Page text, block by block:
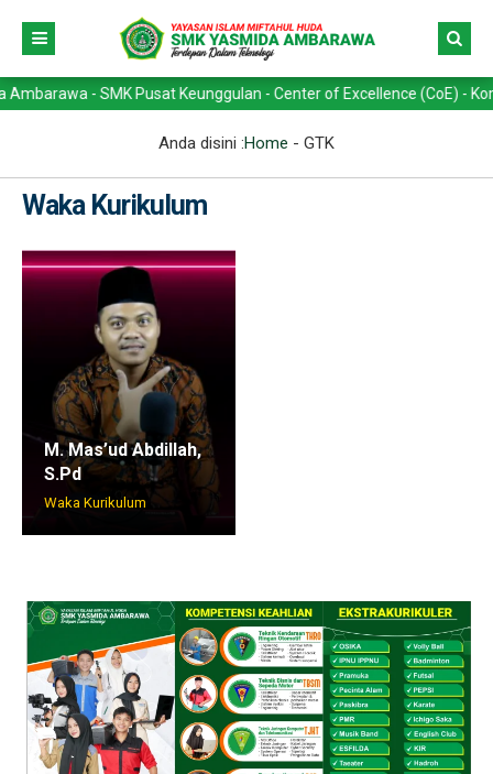
- SMK Pusat Keunggulan - Center of Excellence (CoE) -
Anda disini :Home - GTK
Waka Kurikulum
M. Mas’ud Abdillah,
S.Pd
Waka Kurikulum